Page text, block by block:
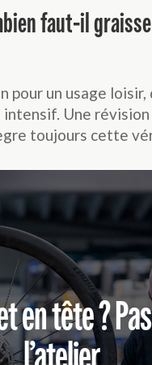
faut-il
pour un usage
intensif. Une
toujours cette
en tête ?